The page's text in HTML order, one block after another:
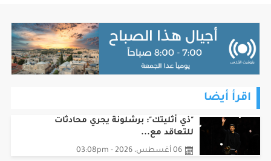
للتعاقد مع...
06 أغسطس، 2026 - 03:08pm
ضُرب حتى الموت.. نهاية مأساوية لنجم